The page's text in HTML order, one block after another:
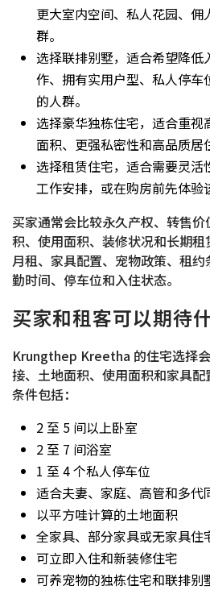
更大室内空间、私人花园、
群。
选择联排别墅，适合希望降低
作、拥有实用户型、私人停车
的人群。
选择豪华独栋住宅，适合重视
面积、更强私密性和高品质居
选择租赁住宅，适合需要灵
工作安排，或在购房前先体验
买家通常会比较永久产权、转售
积、使用面积、装修状况和长期
月租、家具配置、宠物政策、租
勤时间、停车位和入住状态。
买家和租客可以期待
Krungthep Kreetha 的住宅选择
接、土地面积、使用面积和家具
条件包括：
2 至 5 间以上卧室
2 至 7 间浴室
1 至 4 个私人停车位
适合夫妻、家庭、高管和多代
以平方哇计算的土地面积
全家具、部分家具或无家具住
可立即入住和新装修住宅
可养宠物的独栋住宅和联排别